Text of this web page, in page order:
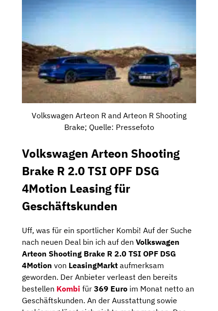
Volkswagen Arteon R and Arteon R Shooting
Brake; Quelle: Pressefoto
Volkswagen Arteon Shooting
Brake R 2.0 TSI OPF DSG
4Motion Leasing für
Geschäftskunden
Uff, was für ein sportlicher Kombi! Auf der Suche
nach neuen Deal bin ich auf den Volkswagen
Arteon Shooting Brake R 2.0 TSI OPF DSG
4Motion von LeasingMarkt aufmerksam
geworden. Der Anbieter verleast den bereits
bestellen Kombi für 369 Euro im Monat netto an
Geschäftskunden. An der Ausstattung sowie